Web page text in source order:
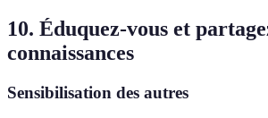
10. Éduquez-vous et
connaissances
Sensibilisation des autres